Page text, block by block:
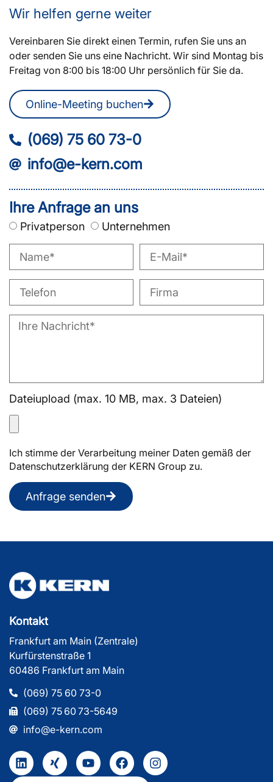
Wir helfen gerne weiter
Vereinbaren Sie direkt einen Termin, rufen Sie uns an
oder senden Sie uns eine Nachricht. Wir sind Montag bis
Freitag von 8:00 bis 18:00 Uhr persönlich für Sie da.
Online-Meeting buchen
(069) 75 60 73-0
info@e-kern.com
Ihre Anfrage an uns
Privatperson Unternehmen
Dateiupload (max. 10 MB, max. 3 Dateien)
Ich stimme der Verarbeitung meiner Daten gemäß der
Datenschutzerklärung der KERN Group zu.
Anfrage senden
Kontakt
Frankfurt am Main (Zentrale)
Kurfürstenstraße 1
60486 Frankfurt am Main
(069) 75 60 73-0
(069) 75 60 73-5649
info@e-kern.com